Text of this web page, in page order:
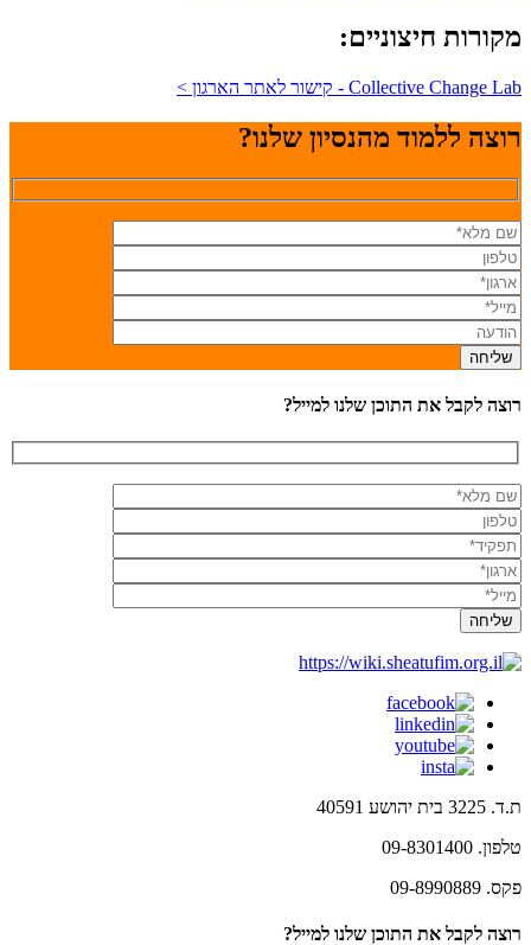
מקורות חיצוניים:
Collective Change Lab - קישור לאתר הארגון >
רוצה ללמוד מהנסיון שלנו?
רוצה לקבל את התוכן שלנו למייל?
ת.ד. 3225 בית יהושע 40591
טלפון. 09-8301400
פקס. 09-8990889
רוצה לקבל את התוכן שלנו למייל?